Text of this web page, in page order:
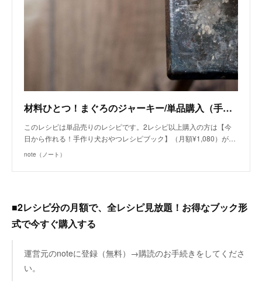
材料ひとつ！まぐろのジャーキー/単品購入（手作り犬おやつレシピ） | 犬ごはん先生 いちかわあやこ | note
このレシピは単品売りのレシピです。2レシピ以上購入の方は【今
日から作れる！手作り犬おやつレシピブック】（月額¥1,080）が…
note（ノート）
■2レシピ分の月額で、全レシピ見放題！お得なブック形
式で今すぐ購入する
運営元のnoteに登録（無料）→購読のお手続きをしてくださ
い。